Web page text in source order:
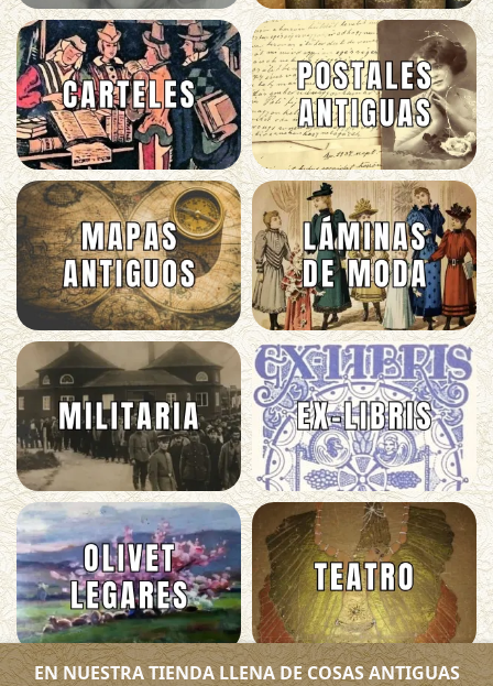
EN NUESTRA TIENDA LLENA DE COSAS ANTIGUAS